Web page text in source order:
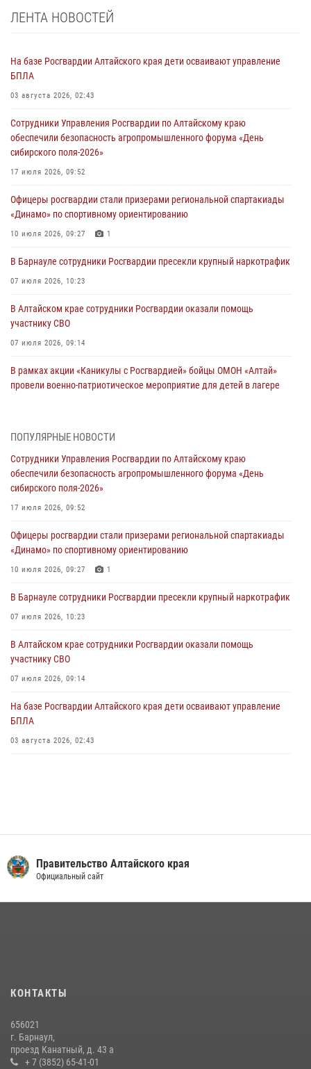
ЛЕНТА НОВОСТЕЙ
На базе Росгвардии Алтайского края дети осваивают управление
БПЛА
03 августа 2026, 02:43
Сотрудники Управления Росгвардии по Алтайскому краю
обеспечили безопасность агропромышленного форума «День
сибирского поля-2026»
17 июля 2026, 09:52
Офицеры росгвардии стали призерами региональной спартакиады
«Динамо» по спортивному ориентированию
10 июля 2026, 09:27 1
В Барнауле сотрудники Росгвардии пресекли крупный наркотрафик
07 июля 2026, 10:23
В Алтайском крае сотрудники Росгвардии оказали помощь
участнику СВО
07 июля 2026, 09:14
В рамках акции «Каникулы с Росгвардией» бойцы ОМОН «Алтай»
провели военно-патриотическое мероприятие для детей в лагере
акции «Коробка храбрости»
Сотрудники Росгвардии провели встречу с юными пограничниками
03 июля 2026, 04:03
Управление Росгвардии по Алтайскому краю провело для детей
02 июля 2026, 00:55
Алтайскому краю подведены итоги «прямой линии»
01 июля 2026, 07:49
ПОПУЛЯРНЫЕ НОВОСТИ
Сотрудники Управления Росгвардии по Алтайскому краю
обеспечили безопасность агропромышленного форума «День
сибирского поля-2026»
17 июля 2026, 09:52
Офицеры росгвардии стали призерами региональной спартакиады
«Динамо» по спортивному ориентированию
10 июля 2026, 09:27 1
В Барнауле сотрудники Росгвардии пресекли крупный наркотрафик
07 июля 2026, 10:23
В Алтайском крае сотрудники Росгвардии оказали помощь
участнику СВО
07 июля 2026, 09:14
На базе Росгвардии Алтайского края дети осваивают управление
БПЛА
03 августа 2026, 02:43
Правительство Алтайского края
Официальный сайт
КОНТАКТЫ
656021
г. Барнаул,
проезд Канатный, д. 43 а
+ 7 (3852) 65-41-01